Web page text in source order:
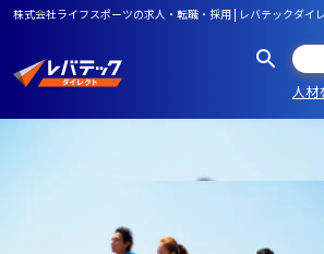
株式会社ライフスポーツの求人・転職・採用 | レバテックダイ
人材